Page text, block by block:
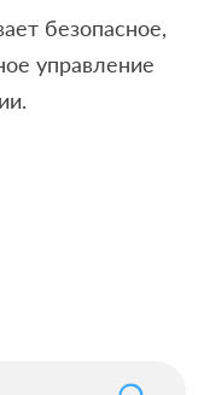
безопасное,
управление